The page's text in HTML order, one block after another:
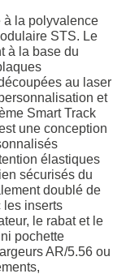
à la polyvalence
STS. Le
à la base du
au laser
et
Smart Track
une conception
élastiques
sécurisés du
doublé de
les inserts
le rabat et le
pochette
AR/5.56 ou